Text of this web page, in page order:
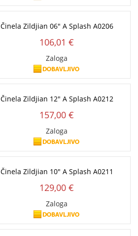
Činela Zildjian 06" A Splash A0206
106,01 €
Zaloga
Činela Zildjian 12" A Splash A0212
157,00 €
Zaloga
Činela Zildjian 10" A Splash A0211
129,00 €
Zaloga